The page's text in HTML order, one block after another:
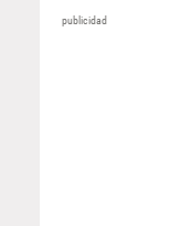
publicidad